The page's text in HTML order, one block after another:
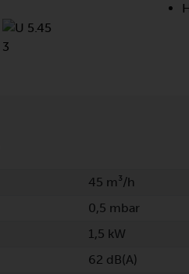
45 m³/h
0,5 mbar
1,5 kW
62 dB(A)